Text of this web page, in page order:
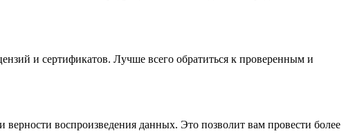
и сертификатов. Лучше всего обратиться к проверенным и
верности воспроизведения данных. Это позволит вам провести более